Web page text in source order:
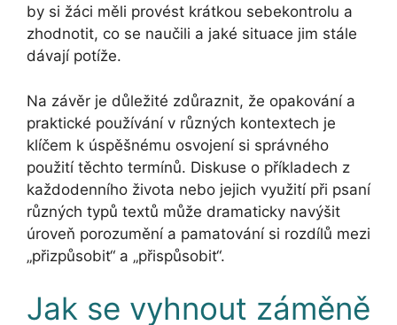
by si žáci měli provést krátkou sebekontrolu a
zhodnotit, co se naučili a jaké situace jim stále
dávají potíže.
Na závěr je důležité zdůraznit, že opakování a
praktické používání v různých kontextech je
klíčem k úspěšnému osvojení si správného
použití těchto termínů. Diskuse o příkladech z
každodenního života nebo jejich využití při psaní
různých typů textů může dramaticky navýšit
úroveň porozumění a pamatování si rozdílů mezi
„přizpůsobit“ a „přispůsobit“.
Jak se vyhnout záměně